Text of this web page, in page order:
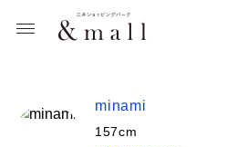
minami
157cm